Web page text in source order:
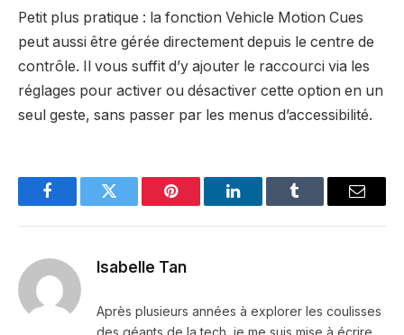
Petit plus pratique : la fonction Vehicle Motion Cues
peut aussi être gérée directement depuis le centre de
contrôle. Il vous suffit d’y ajouter le raccourci via les
réglages pour activer ou désactiver cette option en un
seul geste, sans passer par les menus d’accessibilité.
FacebookTwitter Pinterest LinkedInTumblr Email
Isabelle Tan
Après plusieurs années à explorer les coulisses